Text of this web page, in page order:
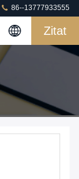
86--13777933555
Zitat